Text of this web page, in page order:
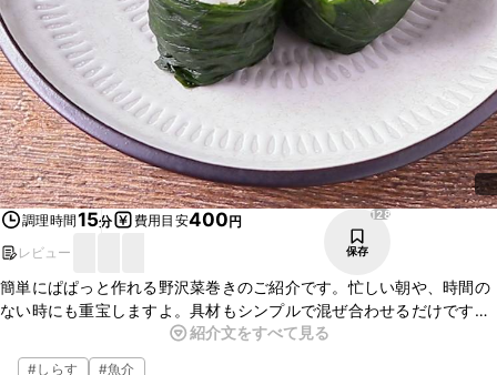
調理時間15分 費用目安400円
レビュー
128
保存
簡単にぱぱっと作れる野沢菜巻きのご紹介です。忙しい朝や、時間の
ない時にも重宝しますよ。具材もシンプルで混ぜ合わせるだけです。
火も使わないので片付けも楽に済みます。また、具材のアレンジも可
能ですので、お好きな物を加えてぜひお楽しみください。
紹介文をすべて見る
#しらす #魚介